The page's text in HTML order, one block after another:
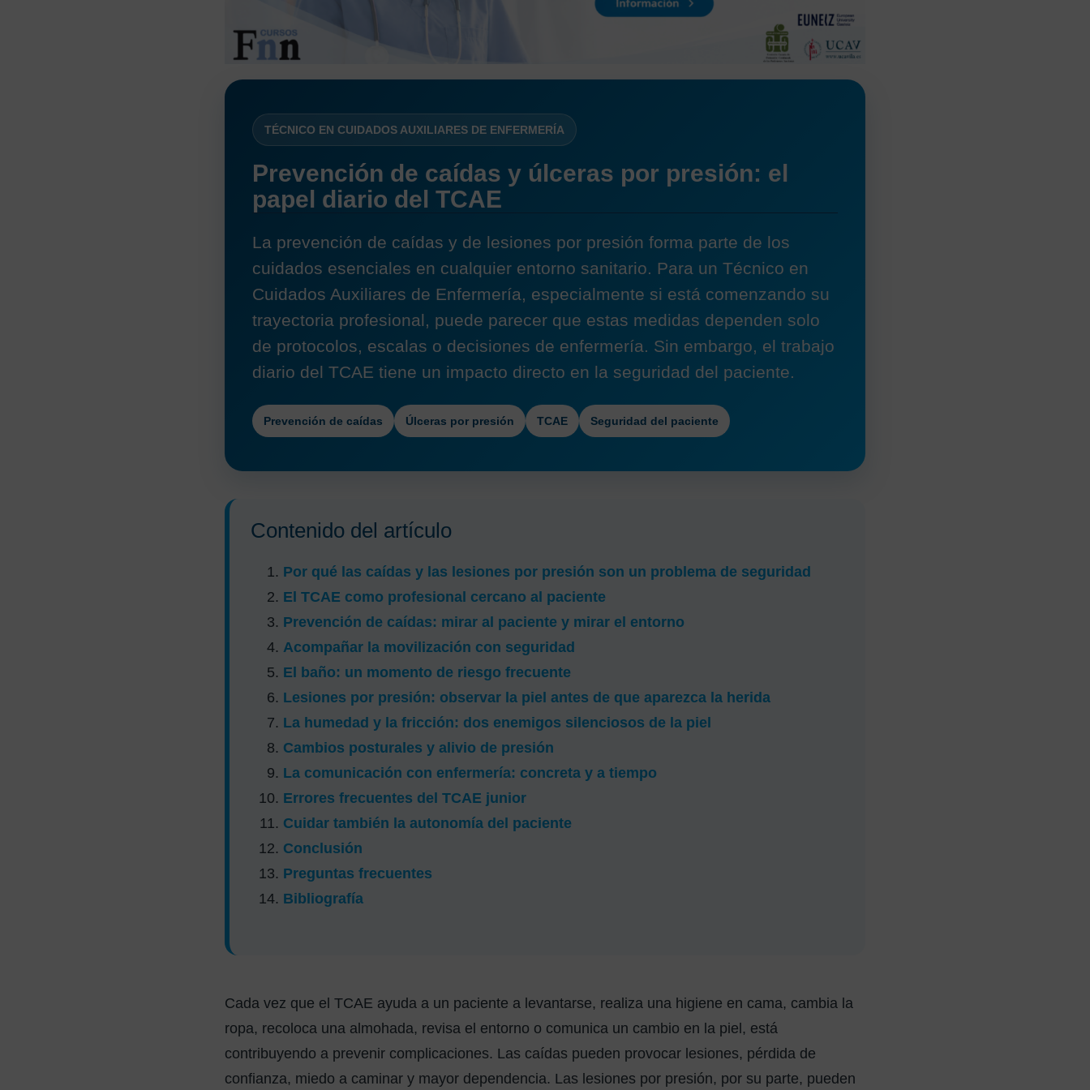
TÉCNICO EN CUIDADOS AUXILIARES DE ENFERMERÍA
Prevención de caídas y úlceras por presión: el
papel diario del TCAE
La prevención de caídas y de lesiones por presión forma parte de los
cuidados esenciales en cualquier entorno sanitario. Para un Técnico en
Cuidados Auxiliares de Enfermería, especialmente si está comenzando su
trayectoria profesional, puede parecer que estas medidas dependen solo
de protocolos, escalas o decisiones de enfermería. Sin embargo, el trabajo
diario del TCAE tiene un impacto directo en la seguridad del paciente.
Prevención de caídas Úlceras por presión TCAE Seguridad del paciente
Contenido del artículo
Por qué las caídas y las lesiones por presión son un problema de seguridad
El TCAE como profesional cercano al paciente
Prevención de caídas: mirar al paciente y mirar el entorno
Acompañar la movilización con seguridad
El baño: un momento de riesgo frecuente
Lesiones por presión: observar la piel antes de que aparezca la herida
La humedad y la fricción: dos enemigos silenciosos de la piel
Cambios posturales y alivio de presión
La comunicación con enfermería: concreta y a tiempo
Errores frecuentes del TCAE junior
Cuidar también la autonomía del paciente
Conclusión
Preguntas frecuentes
Bibliografía
Cada vez que el TCAE ayuda a un paciente a levantarse, realiza una higiene en cama, cambia la
ropa, recoloca una almohada, revisa el entorno o comunica un cambio en la piel, está
contribuyendo a prevenir complicaciones. Las caídas pueden provocar lesiones, pérdida de
confianza, miedo a caminar y mayor dependencia. Las lesiones por presión, por su parte, pueden